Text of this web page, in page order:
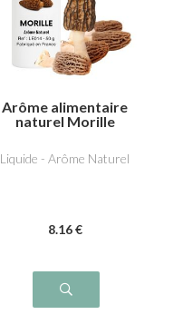
Arôme alimentaire
naturel Morille
Liquide - Arôme Naturel
8.16 €